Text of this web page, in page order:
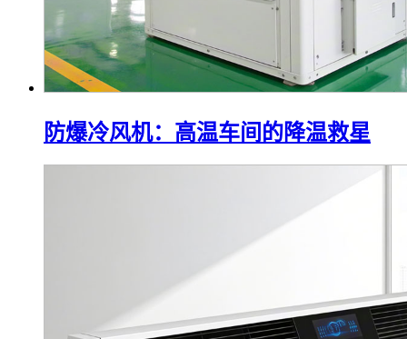
防爆冷风机：高温车间的降温救星